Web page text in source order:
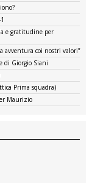
e gratitudine per
avventura coi nostri valori”
di Giorgio Siani
Prima squadra)
Maurizio